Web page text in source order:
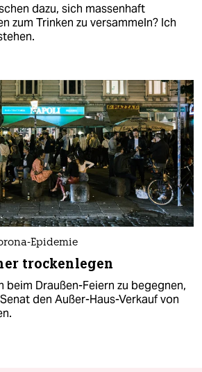
dazu, sich massenhaft
zum Trinken zu versammeln? Ich
Epidemie
trockenlegen
beim Draußen-Feiern zu begegnen,
den Außer-Haus-Verkauf von